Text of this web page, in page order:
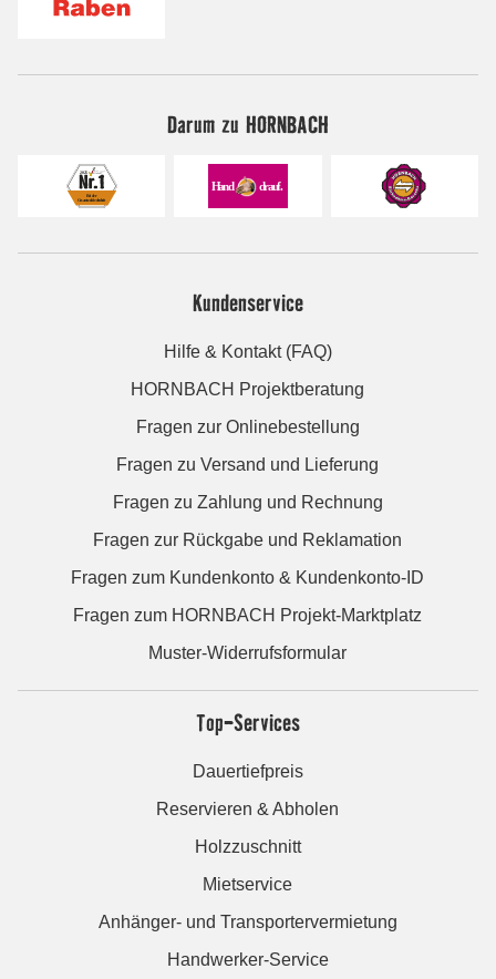
Darum zu HORNBACH
Kundenservice
Hilfe & Kontakt (FAQ)
HORNBACH Projektberatung
Fragen zur Onlinebestellung
Fragen zu Versand und Lieferung
Fragen zu Zahlung und Rechnung
Fragen zur Rückgabe und Reklamation
Fragen zum Kundenkonto & Kundenkonto-ID
Fragen zum HORNBACH Projekt-Marktplatz
Muster-Widerrufsformular
Top-Services
Dauertiefpreis
Reservieren & Abholen
Holzzuschnitt
Mietservice
Anhänger- und Transportervermietung
Handwerker-Service